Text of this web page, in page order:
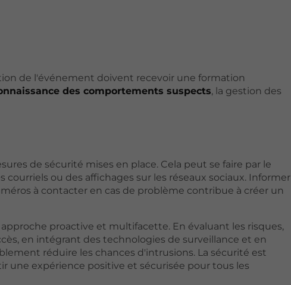
de l'événement doivent recevoir une formation
des comportements suspects, la gestion des
de sécurité mises en place. Cela peut se faire par le
ou des affichages sur les réseaux sociaux. Informer
à contacter en cas de problème contribue à créer un
proactive et multifacette. En évaluant les risques,
en intégrant des technologies de surveillance et en
réduire les chances d'intrusions. La sécurité est
une expérience positive et sécurisée pour tous les